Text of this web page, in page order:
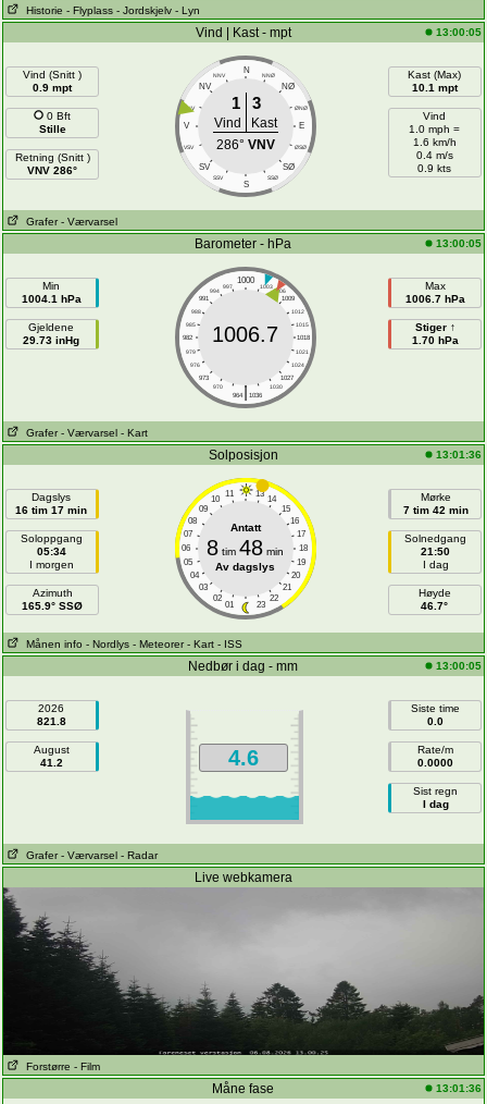
Historie - Flyplass - Jordskjelv - Lyn
Vind | Kast - mpt 13:00:05
Vind (Snitt )
0.9 mpt
0 Bft
Stille
Retning (Snitt )
VNV 286°
N
NNV NNØ
NV NØ
VNV ØNØ
V E
VSV ØSØ
SV SØ
SSV SSØ
S
1 3
Vind
Kast
286° VNV
Kast (Max)
10.1 mpt
Vind
1.0 mph =
1.6 km/h
0.4 m/s
0.9 kts
Grafer - Værvarsel
Barometer - hPa 13:00:05
Min
1004.1 hPa
Gjeldene
29.73 inHg
1000
997 1003
994
1006
991
1009
988
1012
985
1015
982
1018
979
1021
976
1024
973
1027
970
1030
|
964 1036
1006.7
Max
1006.7 hPa
Stiger ↑
1.70 hPa
Grafer - Værvarsel - Kart
Solposisjon 13:01:36
Dagslys
16 tim 17 min
Soloppgang
05:34
I morgen
Azimuth
165.9° SSØ
11 13
10
14
09
15
08
16
07
17
06
18
05
19
04
20
03
21
02
22
01 23
Antatt
8 tim48 min
Av dagslys
Mørke
7 tim 42 min
Solnedgang
21:50
I dag
Høyde
46.7°
Månen info - Nordlys - Meteorer - Kart - ISS
Nedbør i dag - mm 13:00:05
2026
821.8
August
41.2
4.6
Siste time
0.0
Rate/m
0.0000
Sist regn
I dag
Grafer - Værvarsel - Radar
Live webkamera
Forstørre- Film
Måne fase 13:01:36